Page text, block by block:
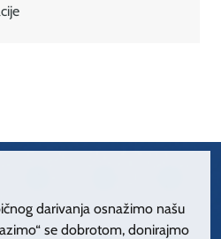
darivanja osnažimo našu
se dobrotom, donirajmo